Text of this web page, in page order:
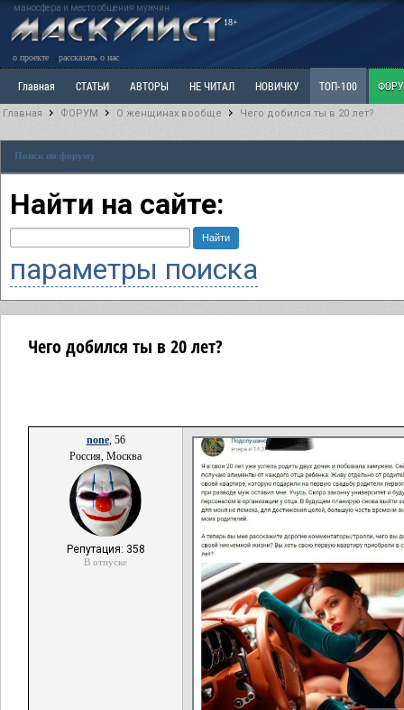
маносфера и место общения мужчин
18+
о проекте рассказать о нас
Главная СТАТЬИ АВТОРЫ НЕ ЧИТАЛ НОВИЧКУ ТОП-100
Ветка: Расстаюсь или Развожусь. САНЧАС Ветка: Наболевшее. Выскажись!
РАЗДЕЛ: Разное
Главная ФОРУМ О женщинах вообще Чего добился ты в 20 лет?
Поиск по форуму
Найти на сайте:
параметры поиска
Чего добился ты в 20 лет?
none, 56
Россия, Москва
Репутация: 358
В отпуске